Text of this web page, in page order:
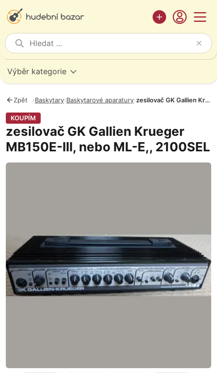
Výběr kategorie
Zpět ›Baskytary›Baskytarové aparatury› zesilovač GK Gallien Krueger MB150E-III, nebo ML-E,, 2100SEL
KOUPÍM
zesilovač GK Gallien Krueger
MB150E-III, nebo ML-E,, 2100SEL
Fotografie